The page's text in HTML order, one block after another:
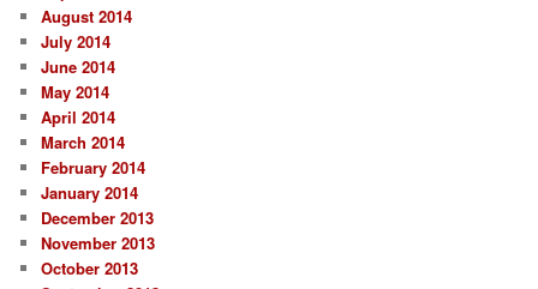
August 2014
July 2014
June 2014
May 2014
April 2014
March 2014
February 2014
January 2014
December 2013
November 2013
October 2013